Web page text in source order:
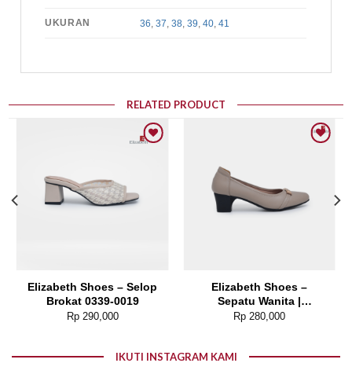
UKURAN 36 ,37 ,38 ,39 ,40 ,41
RELATED PRODUCT
Elizabeth Shoes – Selop
Brokat 0339-0019
Rp290,000
Elizabeth Shoes –
Sepatu Wanita |
Pantofel Heels 0689-
Rp 280,000
IKUTI INSTAGRAM KAMI